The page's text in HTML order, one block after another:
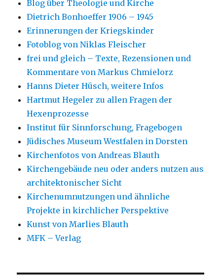
Blog über Theologie und Kirche
Dietrich Bonhoeffer 1906 – 1945
Erinnerungen der Kriegskinder
Fotoblog von Niklas Fleischer
frei und gleich – Texte, Rezensionen und
Kommentare von Markus Chmielorz
Hanns Dieter Hüsch, weitere Infos
Hartmut Hegeler zu allen Fragen der
Hexenprozesse
Institut für Sinnforschung, Fragebogen
Jüdisches Museum Westfalen in Dorsten
Kirchenfotos von Andreas Blauth
Kirchengebäude neu oder anders nutzen aus
architektonischer Sicht
Kirchenumnutzungen und ähnliche
Projekte in kirchlicher Perspektive
Kunst von Marlies Blauth
MFK – Verlag